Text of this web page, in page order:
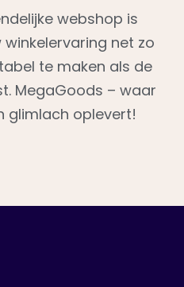
webshop is
net zo
te maken als de
MegaGoods – waar
glimlach oplevert!